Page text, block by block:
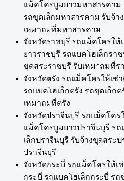
แม็คโครบูมยาวมหาสารคาม
รถขุดเล็กมหาสารคาม รับจ้า
เหมาถมที่มหาสารคาม
จังหวัดราชบุรี รถแม็คโครให้
ยาวราชบุรี รถแบคโฮเล็กรา
ขุดสระราชบุรี รับเหมาถมที่ร
จังหวัดตรัง รถแม็คโครให้เช่
รถแบคโฮเล็กตรัง รถขุดเล็ก
เหมาถมที่ตรัง
จังหวัดปราจีนบุรี รถแม็คโคร
แม็คโครบูมยาวปราจีนบุรี รถ
เล็กปราจีนบุรี รับจ้างขุดสระ
ปราจีนบุรี
จังหวัดกระบี่ รถแม็คโครให้เ
กระบี่ รถแบคโฮเล็กกระบี่ รถ